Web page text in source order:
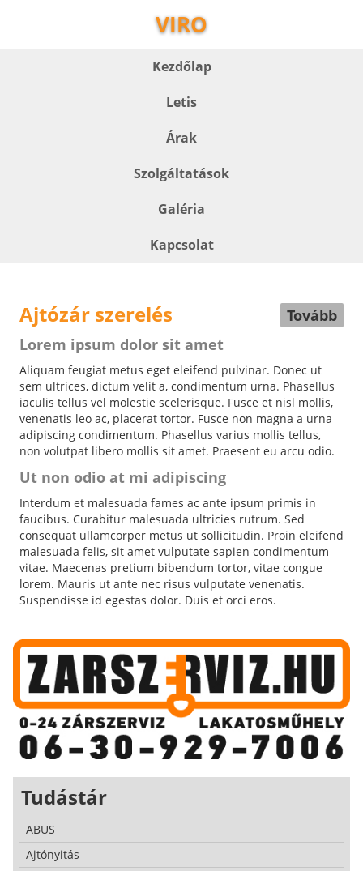
VIRO
Kezdőlap
Letis
Árak
Szolgáltatások
Galéria
Kapcsolat
Ajtózár szerelés
Tovább
Lorem ipsum dolor sit amet
Aliquam feugiat metus eget eleifend pulvinar. Donec ut
sem ultrices, dictum velit a, condimentum urna. Phasellus
iaculis tellus vel molestie scelerisque. Fusce et nisl mollis,
venenatis leo ac, placerat tortor. Fusce non magna a urna
adipiscing condimentum. Phasellus varius mollis tellus,
non volutpat libero mollis sit amet. Praesent eu arcu odio.
Ut non odio at mi adipiscing
Interdum et malesuada fames ac ante ipsum primis in
faucibus. Curabitur malesuada ultricies rutrum. Sed
consequat ullamcorper metus ut sollicitudin. Proin eleifend
malesuada felis, sit amet vulputate sapien condimentum
vitae. Maecenas pretium bibendum tortor, vitae congue
lorem. Mauris ut ante nec risus vulputate venenatis.
Suspendisse id egestas dolor. Duis et orci eros.
Tudástár
ABUS
Ajtónyitás